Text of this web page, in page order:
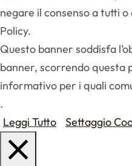
negare il consenso a tutti
Policy.
Questo banner soddisfa
banner, scorrendo questa
informativo per i quali
.
Leggi Tutto
Settaggio